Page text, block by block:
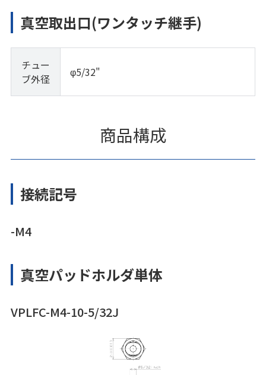
真空取出口(ワンタッチ継手)
チュー
ブ外径
φ5/32"
商品構成
接続記号
-M4
真空パッドホルダ単体
VPLFC-M4-10-5/32J